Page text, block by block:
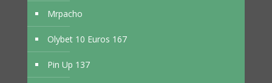
Mrpacho
Olybet 10 Euros 167
Pin Up 137